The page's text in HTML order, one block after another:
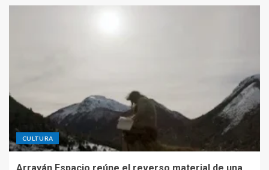
CULTURA
Arrayán Espacio reúne el reverso material de una